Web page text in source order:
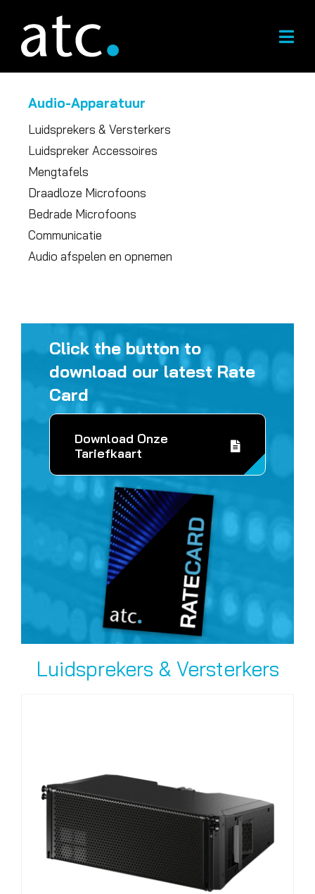
inhoud
Audio-Apparatuur
Luidsprekers & Versterkers
Luidspreker Accessoires
Mengtafels
Draadloze Microfoons
Bedrade Microfoons
Communicatie
Audio afspelen en opnemen
Click the button to
download our latest Rate
Card
Download Onze
Tariefkaart
Luidsprekers & Versterkers